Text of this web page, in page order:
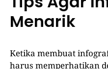
Menarik
Ketika membuat
harus memperhatikan